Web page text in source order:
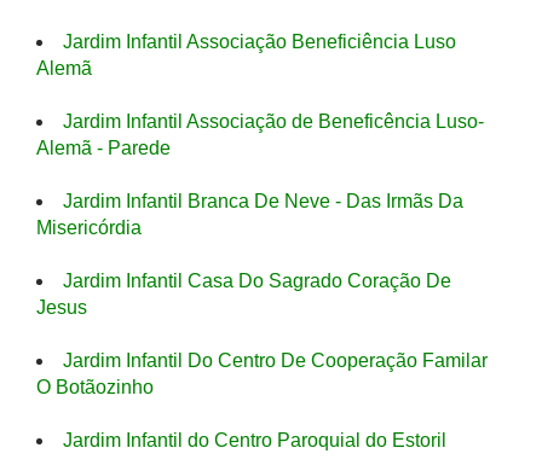
Jardim Infantil Associação Beneficiência Luso
Alemã
Jardim Infantil Associação de Beneficência Luso-
Alemã - Parede
Jardim Infantil Branca De Neve - Das Irmãs Da
Misericórdia
Jardim Infantil Casa Do Sagrado Coração De
Jesus
Jardim Infantil Do Centro De Cooperação Familar
O Botãozinho
Jardim Infantil do Centro Paroquial do Estoril